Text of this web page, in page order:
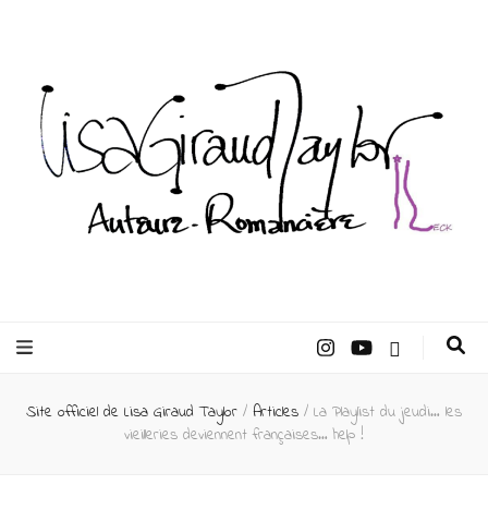
Taylor –
Auteur
Site officiel de Lisa Giraud Taylor / Articles / La Playlist du jeudi… les
vieilleries deviennent françaises… help !